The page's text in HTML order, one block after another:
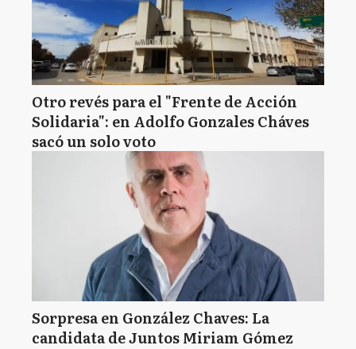
Otro revés para el "Frente de Acción
Solidaria": en Adolfo Gonzales Cháves
sacó un solo voto
Sorpresa en González Chaves: La
candidata de Juntos Miriam Gómez